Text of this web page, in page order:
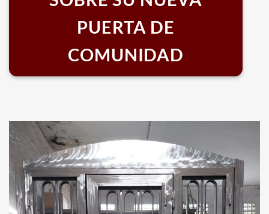
PUERTA DE
COMUNIDAD